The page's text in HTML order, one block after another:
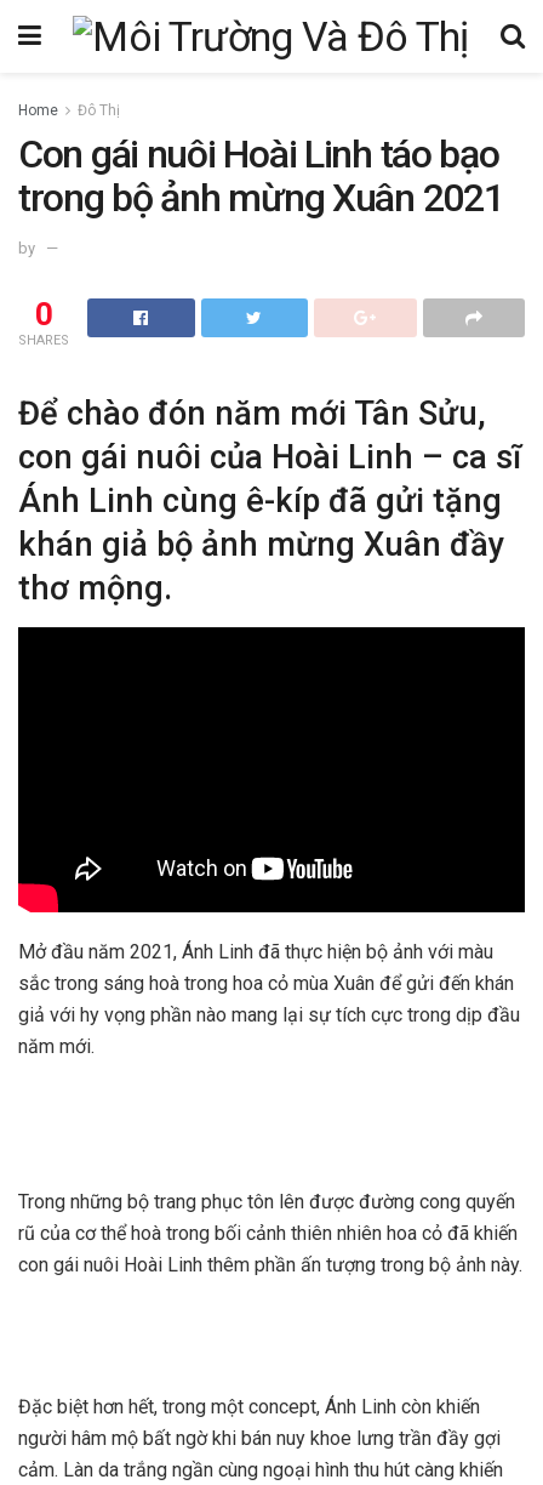
Home Đô Thị
Con gái nuôi Hoài Linh táo bạo
trong bộ ảnh mừng Xuân 2021
by
0
SHARES
Để chào đón năm mới Tân Sửu,
con gái nuôi của Hoài Linh – ca sĩ
Ánh Linh cùng ê-kíp đã gửi tặng
khán giả bộ ảnh mừng Xuân đầy
thơ mộng.
Mở đầu năm 2021, Ánh Linh đã thực hiện bộ ảnh với màu
sắc trong sáng hoà trong hoa cỏ mùa Xuân để gửi đến khán
giả với hy vọng phần nào mang lại sự tích cực trong dịp đầu
năm mới.
Trong những bộ trang phục tôn lên được đường cong quyến
rũ của cơ thể hoà trong bối cảnh thiên nhiên hoa cỏ đã khiến
con gái nuôi Hoài Linh thêm phần ấn tượng trong bộ ảnh này.
Đặc biệt hơn hết, trong một concept, Ánh Linh còn khiến
người hâm mộ bất ngờ khi bán nuy khoe lưng trần đầy gợi
cảm. Làn da trắng ngần cùng ngoại hình thu hút càng khiến